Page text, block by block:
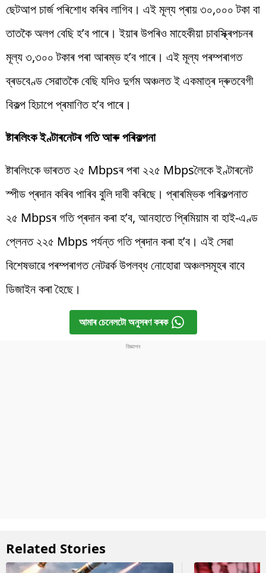
ছেটআপচাৰ্জপৰিশোধকৰিব লাগিব । এইমূল্যপ্ৰায়৩০,০০০ টকাবা
তাতকৈঅলপ বেছি হ’ব পাৰে।ইয়াৰউপৰিও মাহেকীয়াচাবস্ক্ৰিপচনৰ
মূল্য ৩,৩০০ টকাৰ পৰা আৰম্ভ হ’ব পাৰে। এই মূল্য পৰম্পৰাগত
ব্ৰডবেণ্ডসেৱাতকৈবেছি যদিও দুৰ্গম অঞ্চলত ই একমাত্ৰ দ্ৰুতবেগী
বিকল্প হিচাপে প্ৰমাণিত হ’ব পাৰে।
ষ্টাৰলিংকইণ্টাৰনেটৰ গতি আৰু পৰিকল্পনা
ষ্টাৰলিংকেভাৰতত ২৫ Mbpsৰপৰা ২২৫ Mbpsলৈকেইণ্টাৰনেট
স্পীড প্ৰদান কৰিবপাৰিববুলি দাবী কৰিছে। প্ৰাৰম্ভিক পৰিকল্পনাত
২৫ Mbpsৰগতি প্ৰদান কৰা হ’ব, আনহাতেপ্ৰিমিয়ামবা হাই-এণ্ড
প্লেনত ২২৫ Mbps পৰ্যন্ত গতি প্ৰদান কৰা হ’ব। এই সেৱা
বিশেষভাৱে পৰম্পৰাগত নেটৱৰ্ক উপলব্ধনোহোৱা অঞ্চলসমূহৰ বাবে
ডিজাইন কৰা হৈছে।
আমাৰ চেনেলটো অনুসৰণ কৰক
Related Stories